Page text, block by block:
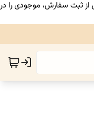
از ثبت سفارش، موجودی را در